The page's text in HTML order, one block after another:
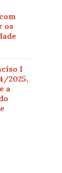
os
I
2025,
a